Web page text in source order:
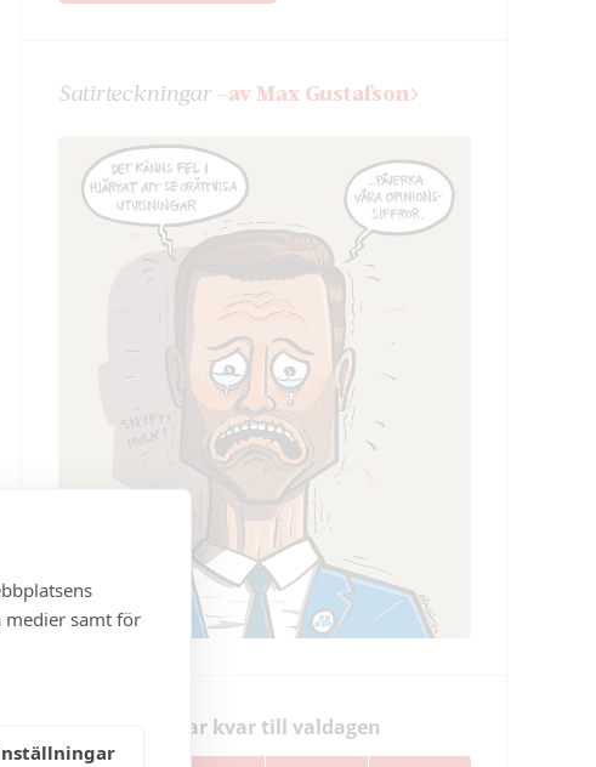
medier samt för
Satir­teckningar –av Max Gustafson
Dagar kvar till valdagen